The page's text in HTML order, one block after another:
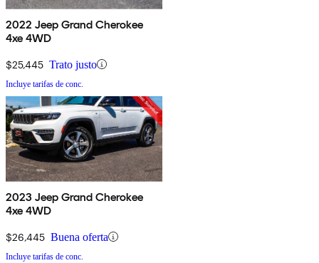
2022 Jeep Grand Cherokee
4xe 4WD
$25,445 Trato justo
Incluye tarifas de conc.
2023 Jeep Grand Cherokee
4xe 4WD
$26,445 Buena oferta
Incluye tarifas de conc.